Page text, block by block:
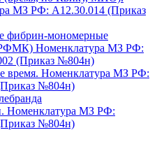
МЗ РФ: A12.30.014 (Приказ
фибрин-мономерные
Номенклатура МЗ РФ:
(Приказ №804н)
время. Номенклатура МЗ РФ:
№804н)
Номенклатура МЗ РФ:
№804н)